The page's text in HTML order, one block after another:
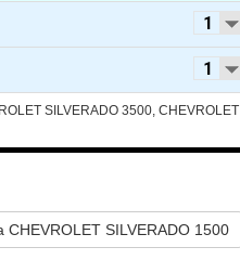
- ELECTRIC/GAS
SILVERADO 3500, CHEVROLET
SILVERADO 1500